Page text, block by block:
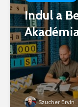
Indul a
Szucher Ervin